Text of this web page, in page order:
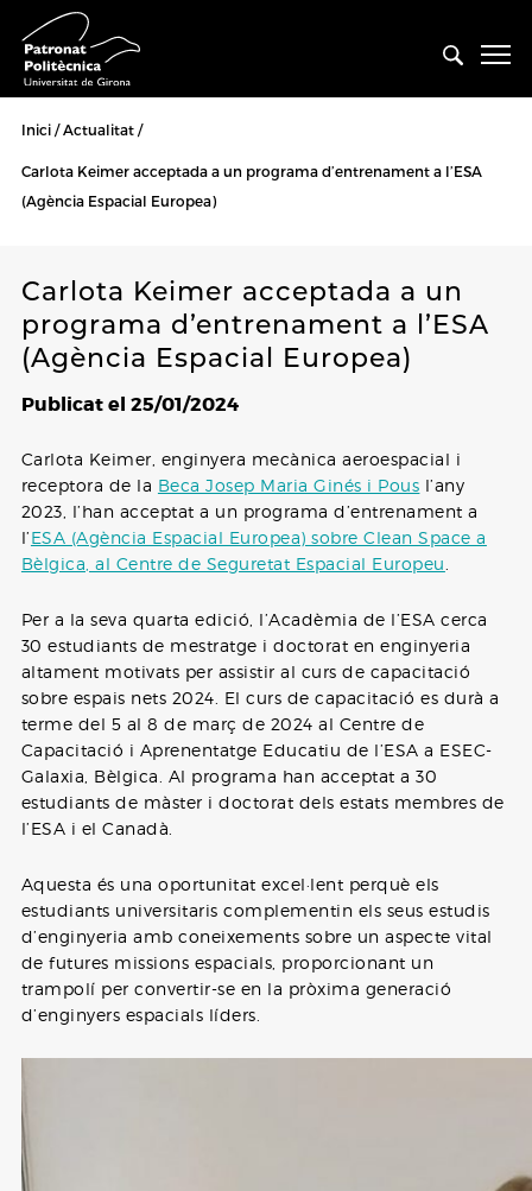
Inici Actualitat
Carlota Keimer acceptada a un programa d’entrenament a l’ESA
(Agència Espacial Europea)
Carlota Keimer acceptada a un
programa d’entrenament a l’ESA
(Agència Espacial Europea)
Publicat el 25/01/2024
Carlota Keimer, enginyera mecànica aeroespacial i
receptora de la Beca Josep Maria Ginés i Pous l’any
2023, l’han acceptat a un programa d’entrenament a
l’ESA (Agència Espacial Europea) sobre Clean Space a
Bèlgica, al Centre de Seguretat Espacial Europeu
Per a la seva quarta edició, l’Acadèmia de l’ESA cerca
30 estudiants de mestratge i doctorat en enginyeria
altament motivats per assistir al curs de capacitació
sobre espais nets 2024. El curs de capacitació es durà a
terme del 5 al 8 de març de 2024 al Centre de
Capacitació i Aprenentatge Educatiu de l’ESA a ESEC-
Galaxia, Bèlgica. Al programa han acceptat a 30
estudiants de màster i doctorat dels estats membres de
l’ESA i el Canadà.
Aquesta és una oportunitat excel·lent perquè els
estudiants universitaris complementin els seus estudis
d’enginyeria amb coneixements sobre un aspecte vital
de futures missions espacials, proporcionant un
trampolí per convertir-se en la pròxima generació
d’enginyers espacials líders.